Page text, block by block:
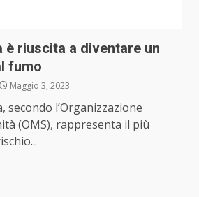
è riuscita a diventare un
fumo
Maggio 3, 2023
secondo l’Organizzazione
(OMS), rappresenta il più